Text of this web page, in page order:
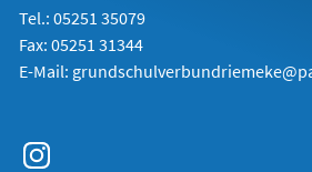
Tel.: 05251 35079
Fax: 05251 31344
E-Mail: